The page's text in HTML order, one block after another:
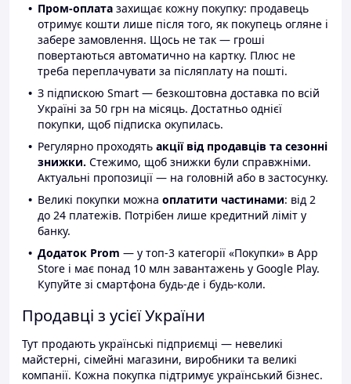
Пром-оплата захищає кожну покупку: продавець
отримує кошти лише після того, як покупець огляне і
забере замовлення. Щось не так — гроші
повертаються автоматично на картку. Плюс не
треба переплачувати за післяплату на пошті.
З підпискою Smart — безкоштовна доставка по всій
Україні за 50 грн на місяць. Достатньо однієї
покупки, щоб підписка окупилась.
Регулярно проходять акції від продавців та сезонні
знижки. Стежимо, щоб знижки були справжніми.
Актуальні пропозиції — на головній або в застосунку.
Великі покупки можна оплатити частинами: від 2
до 24 платежів. Потрібен лише кредитний ліміт у
банку.
Додаток Prom — у топ-3 категорії «Покупки» в App
Store і має понад 10 млн завантажень у Google Play.
Купуйте зі смартфона будь-де і будь-коли.
Продавці з усієї України
Тут продають українські підприємці — невеликі
майстерні, сімейні магазини, виробники та великі
компанії. Кожна покупка підтримує український бізнес.